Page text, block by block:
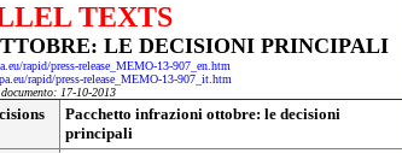
TEXTS
LE DECISIONI PRINCIPALI
rapid/press-release_MEMO-13-907_en.htm
rapid/press-release_MEMO-13-907_it.htm
17-10-2013
Pacchetto infrazioni ottobre: le decisioni
principali